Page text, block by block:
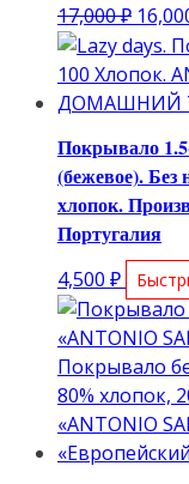
17,000₽
цена
Покрывало
(бежевое). Без
хлопок.
Португалия
4,500 ₽